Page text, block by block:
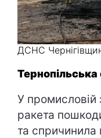
ДСНС
Тернопільська
У промисловій
ракета
та